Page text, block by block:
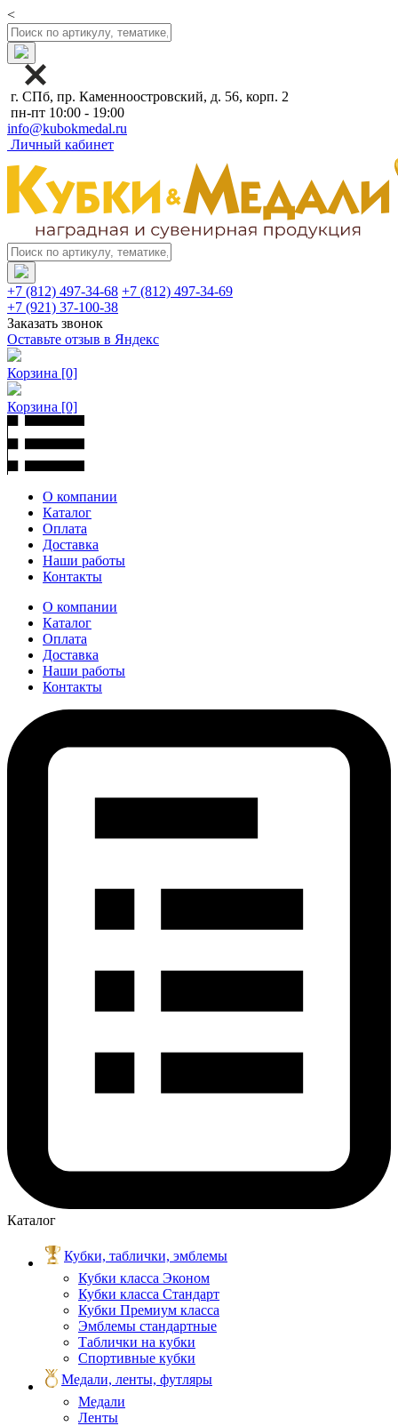
<
г. СПб, пр. Каменноостровский, д. 56, корп. 2
пн-пт 10:00 - 19:00
info@kubokmedal.ru
Личный кабинет
+7 (812) 497-34-68 +7 (812) 497-34-69
+7 (921) 37-100-38
Заказать звонок
Оставьте отзыв в Яндекс
Корзина [0]
Корзина [0]
О компании
Каталог
Оплата
Доставка
Наши работы
Контакты
О компании
Каталог
Оплата
Доставка
Наши работы
Контакты
Каталог
Кубки, таблички, эмблемы
Кубки класса Эконом
Кубки класса Стандарт
Кубки Премиум класса
Эмблемы стандартные
Таблички на кубки
Спортивные кубки
Медали, ленты, футляры
Медали
Ленты